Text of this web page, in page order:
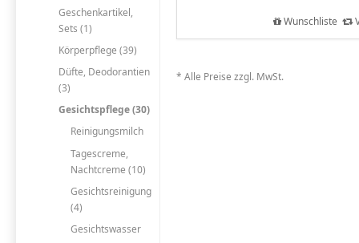
Geschenkartikel,
Sets (1)
Körperpflege (39)
Düfte, Deodorantien
(3)
Gesichtspflege (30)
Reinigungsmilch
Tagescreme,
Nachtcreme (10)
Gesichtsreinigung
(4)
Gesichtswasser
Wunschliste
* Alle Preise zzgl. MwSt.